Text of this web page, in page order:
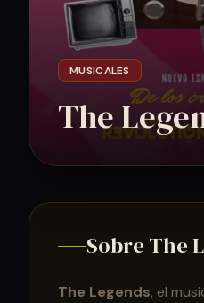
MUSICALES
The
Sobre The
The Legends, el